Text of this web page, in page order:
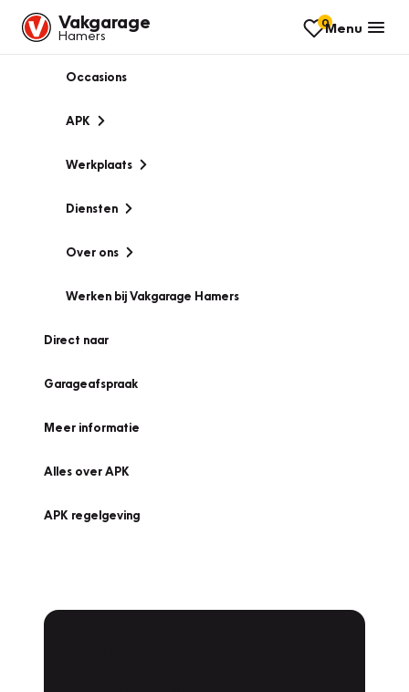
Vakgarage
Hamers
0Menu
Occasions
APK
Werkplaats
Diensten
Over ons
Werken bij Vakgarage Hamers
Direct naar
Garageafspraak
Meer informatie
Alles over APK
APK regelgeving